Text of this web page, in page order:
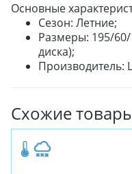
Основные
Сезон: Летние;
Размеры: 195/
диска);
Производитель:
Схожие